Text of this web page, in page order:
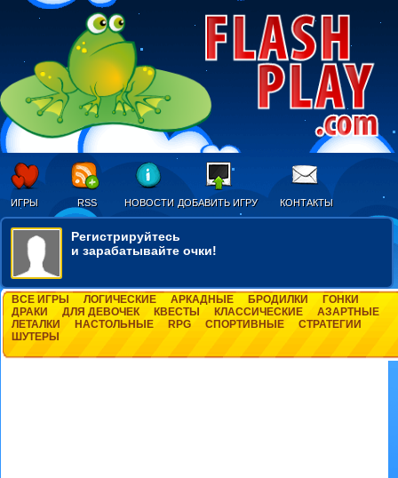
ИГРЫ RSS НОВОСТИ ДОБАВИТЬ ИГРУ КОНТАКТЫ
Регистрируйтесь
и зарабатывайте очки!
ВСЕ ИГРЫ ЛОГИЧЕСКИЕ АРКАДНЫЕ БРОДИЛКИ
ГОНКИ
ДРАКИ
ДЛЯ ДЕВОЧЕК КВЕСТЫ КЛАССИЧЕСКИЕ
АЗАРТНЫЕ
ЛЕТАЛКИ
НАСТОЛЬНЫЕ RPG СПОРТИВНЫЕ
СТРАТЕГИИ
ШУТЕРЫ